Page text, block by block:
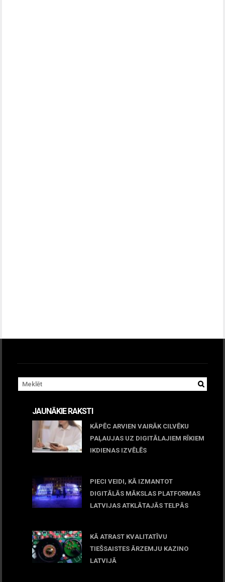
JAUNĀKIE RAKSTI
KĀPĒC ARVIEN VAIRĀK CILVĒKU
PAĻAUJAS UZ DIGITĀLAJIEM RĪKIEM
IKDIENAS IZVĒLĒS
PIECI VEIDI, KĀ IZMANTOT
DIGITĀLĀS MĀKSLAS PLATFORMAS
LATVIJAS ATKLĀTAJĀS TELPĀS
KĀ ATRAST KVALITATĪVU
TIEŠSAISTES ĀRZEMJU KAZINO
LATVIJĀ